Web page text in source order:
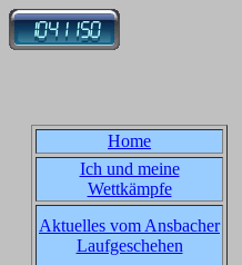
Home
Ich und meine
Wettkämpfe
Aktuelles vom Ansbacher
Laufgeschehen